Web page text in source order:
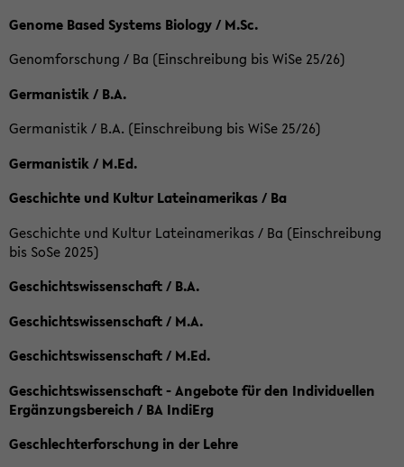
Genome Based Systems Biology / M.Sc.
Genomforschung / Ba (Einschreibung bis WiSe 25/26)
Germanistik / B.A.
Germanistik / B.A. (Einschreibung bis WiSe 25/26)
Germanistik / M.Ed.
Geschichte und Kultur Lateinamerikas / Ba
Geschichte und Kultur Lateinamerikas / Ba (Einschreibung
bis SoSe 2025)
Geschichtswissenschaft / B.A.
Geschichtswissenschaft / M.A.
Geschichtswissenschaft / M.Ed.
Geschichtswissenschaft - Angebote für den Individuellen
Ergänzungsbereich / BA IndiErg
Geschlechterforschung in der Lehre